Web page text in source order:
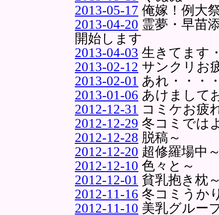
2013-05-17 俺嫁！例大
2013-04-20 霊夢・早苗
開始します
2013-04-03 生きてます
2013-02-12 サンクリお
2013-02-01 あれ・・・
2013-01-06 あけまして
2012-12-31 コミケお疲
2012-12-29 冬コミでは
2012-12-28 脱稿～
2012-12-20 超修羅場中
2012-12-10 色々と～
2012-12-01 貧乳抱き枕
2012-11-16 冬コミうか
2012-11-10 美乳グルー